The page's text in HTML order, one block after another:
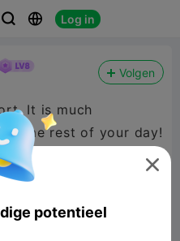
  Log in
Volgen
It is much
rest of your day!

potentieel